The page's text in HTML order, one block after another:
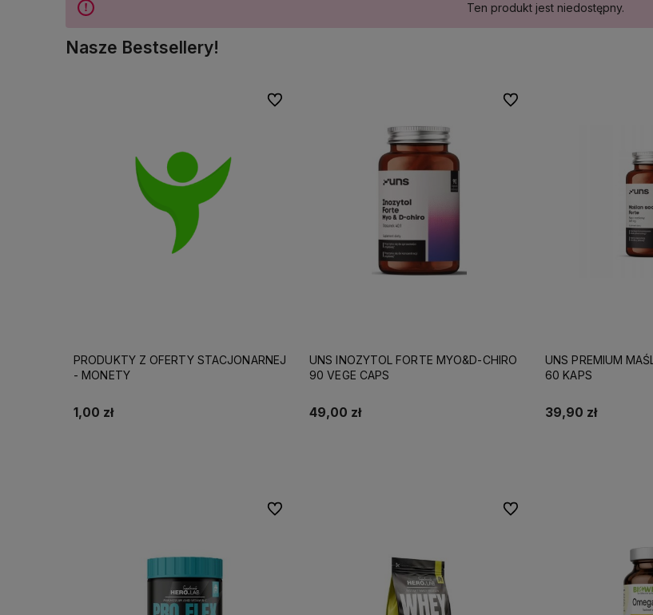
Ten produkt jest niedostępny.
Nasze Bestsellery!
PRODUKTY Z OFERTY STACJONARNEJ
- MONETY
1,00 zł
Do ulubionych
UNS INOZYTOL FORTE MYO&D-CHIRO
90 VEGE CAPS
49,00 zł
Do ulubionych
UNS PREMIUM
60 KAPS
39,90 zł
Do ulubionych Do ulubionych